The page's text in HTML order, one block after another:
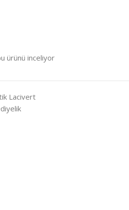
ürünü inceliyor
Lacivert